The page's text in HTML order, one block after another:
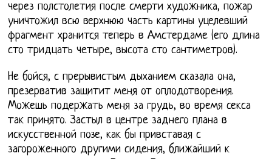
через полстолетия после смерти художника, пожар
уничтожил всю верхнюю часть картины уцелевший
фрагмент хранится теперь в Амстердаме (его длина
сто тридцать четыре, высота сто сантиметров).
Не бойся, с прерывистым дыханием сказала она,
презерватив защитит меня от оплодотворения.
Можешь подержать меня за грудь, во время секса
так принято. Застыл в центре заднего плана в
искусственной позе, как бы привставая с
загороженного другими сидения, ближайший к